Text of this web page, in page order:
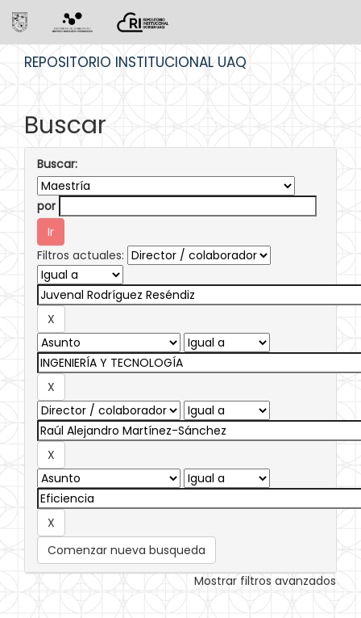
REPOSITORIO INSTITUCIONAL UAQ
Buscar
Buscar:
por
Filtros actuales:
Comenzar nueva busqueda
Mostrar filtros avanzados